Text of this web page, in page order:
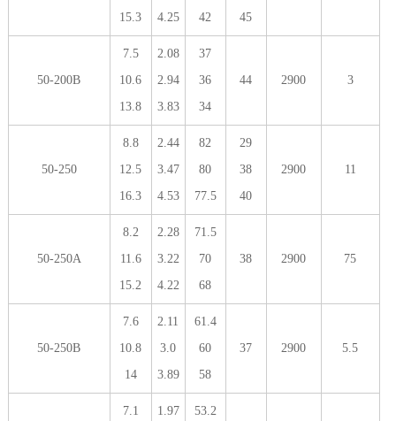
15.3 4.25 42 45
50-200B
7.5
10.6
13.8
2.08
2.94
3.83
37
36
34
44 2900 3
50-250
8.8
12.5
16.3
2.44
3.47
4.53
82
80
77.5
29
38
40
2900 11
50-250A
8.2
11.6
15.2
2.28
3.22
4.22
71.5
70
68
38 2900 75
50-250B
7.6
10.8
14
2.11
3.0
3.89
61.4
60
58
37 2900 5.5
7.1
1.97
53.2